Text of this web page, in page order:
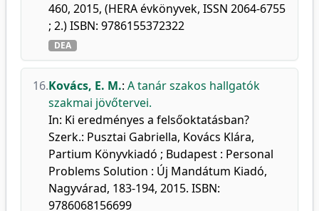
460, 2015, (HERA évkönyvek, ISSN 2064-6755
; 2.) ISBN: 9786155372322
DEA
16.Kovács, E. M.: A tanár szakos hallgatók
szakmai jövőtervei.
In: Ki eredményes a felsőoktatásban?
Szerk.: Pusztai Gabriella, Kovács Klára,
Partium Könyvkiadó ; Budapest : Personal
Problems Solution : Új Mandátum Kiadó,
Nagyvárad, 183-194, 2015. ISBN:
9786068156699